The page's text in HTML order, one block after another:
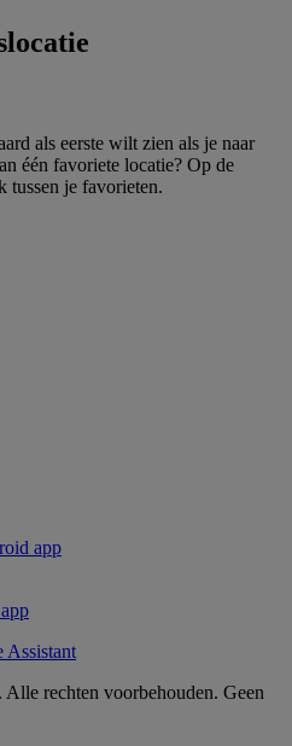
als eerste wilt zien als je naar
één favoriete locatie? Op de
tussen je favorieten.
app
rechten voorbehouden. Geen